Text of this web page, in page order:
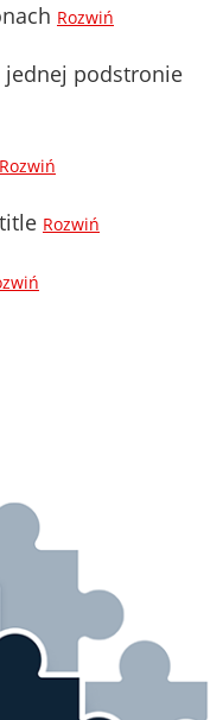
Rozwiń
jednej podstronie
Rozwiń
Rozwiń